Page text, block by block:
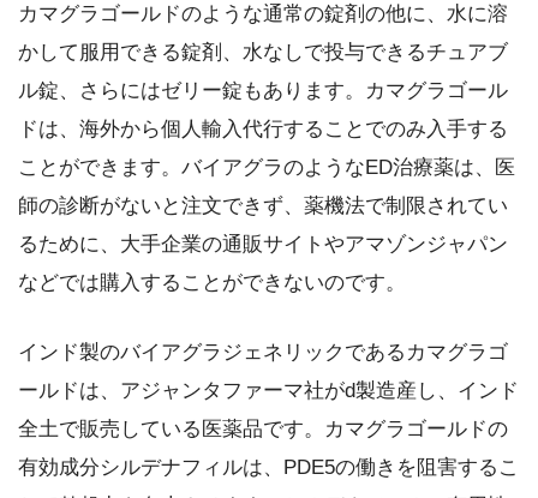
カマグラゴールドのような通常の錠剤の他に、水に溶
かして服用できる錠剤、水なしで投与できるチュアブ
ル錠、さらにはゼリー錠もあります。カマグラゴール
ドは、海外から個人輸入代行することでのみ入手する
ことができます。バイアグラのようなED治療薬は、医
師の診断がないと注文できず、薬機法で制限されてい
るために、大手企業の通販サイトやアマゾンジャパン
などでは購入することができないのです。
インド製のバイアグラジェネリックであるカマグラゴ
ールドは、アジャンタファーマ社がd製造産し、インド
全土で販売している医薬品です。カマグラゴールドの
有効成分シルデナフィルは、PDE5の働きを阻害するこ